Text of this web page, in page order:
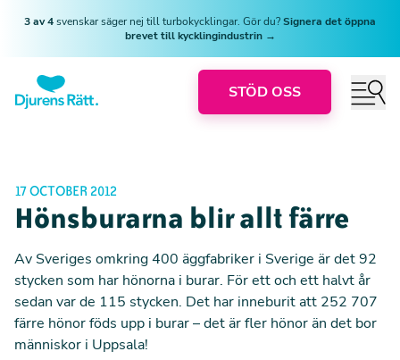
3 av 4svenskar säger nej till turbokycklingar. Gör du?Signera det öppna
brevet till kycklingindustrin →
STÖD OSS
17 OCTOBER 2012
Hönsburarna blir allt färre
Av Sveriges omkring 400 äggfabriker i Sverige är det 92
stycken som har hönorna i burar. För ett och ett halvt år
sedan var de 115 stycken. Det har inneburit att 252 707
färre hönor föds upp i burar – det är fler hönor än det bor
människor i Uppsala!